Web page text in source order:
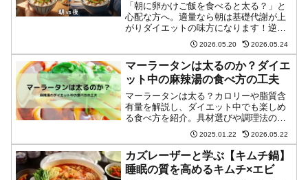
「朝に卵かけご飯を食べると太る？」と
心配な方へ。適量なら朝は基礎代謝が上
がりダイエットの味方になります！逆に
夜食や夜に食べると脂肪として蓄積され
やすいため要注意。朝と夜で変わる太る
理由と、夜でも罪悪感なく食べるための
むきオーツ（オーツ麦）活用術などを解
説します。
2026.05.20 2026.05.24
マーラータンは太るのか？ダイエ
ット中の麻辣湯の食べ方の工夫
マーラータンは太る？カロリーや脂質含
有量を解説し、ダイエット中でも楽しめ
る食べ方を紹介。具材選びや調理法の工
夫で、美味しく健康的にマーラータンを
楽しむコツを解説。カルディの素の活用
法や、薬膳効果を高める自家製レシピま
で、必見の情報が満載です。
2025.01.22 2026.05.22
カズレーザーと学ぶ【キムチ鍋】
睡眠の質を高めるキムチ×エビ